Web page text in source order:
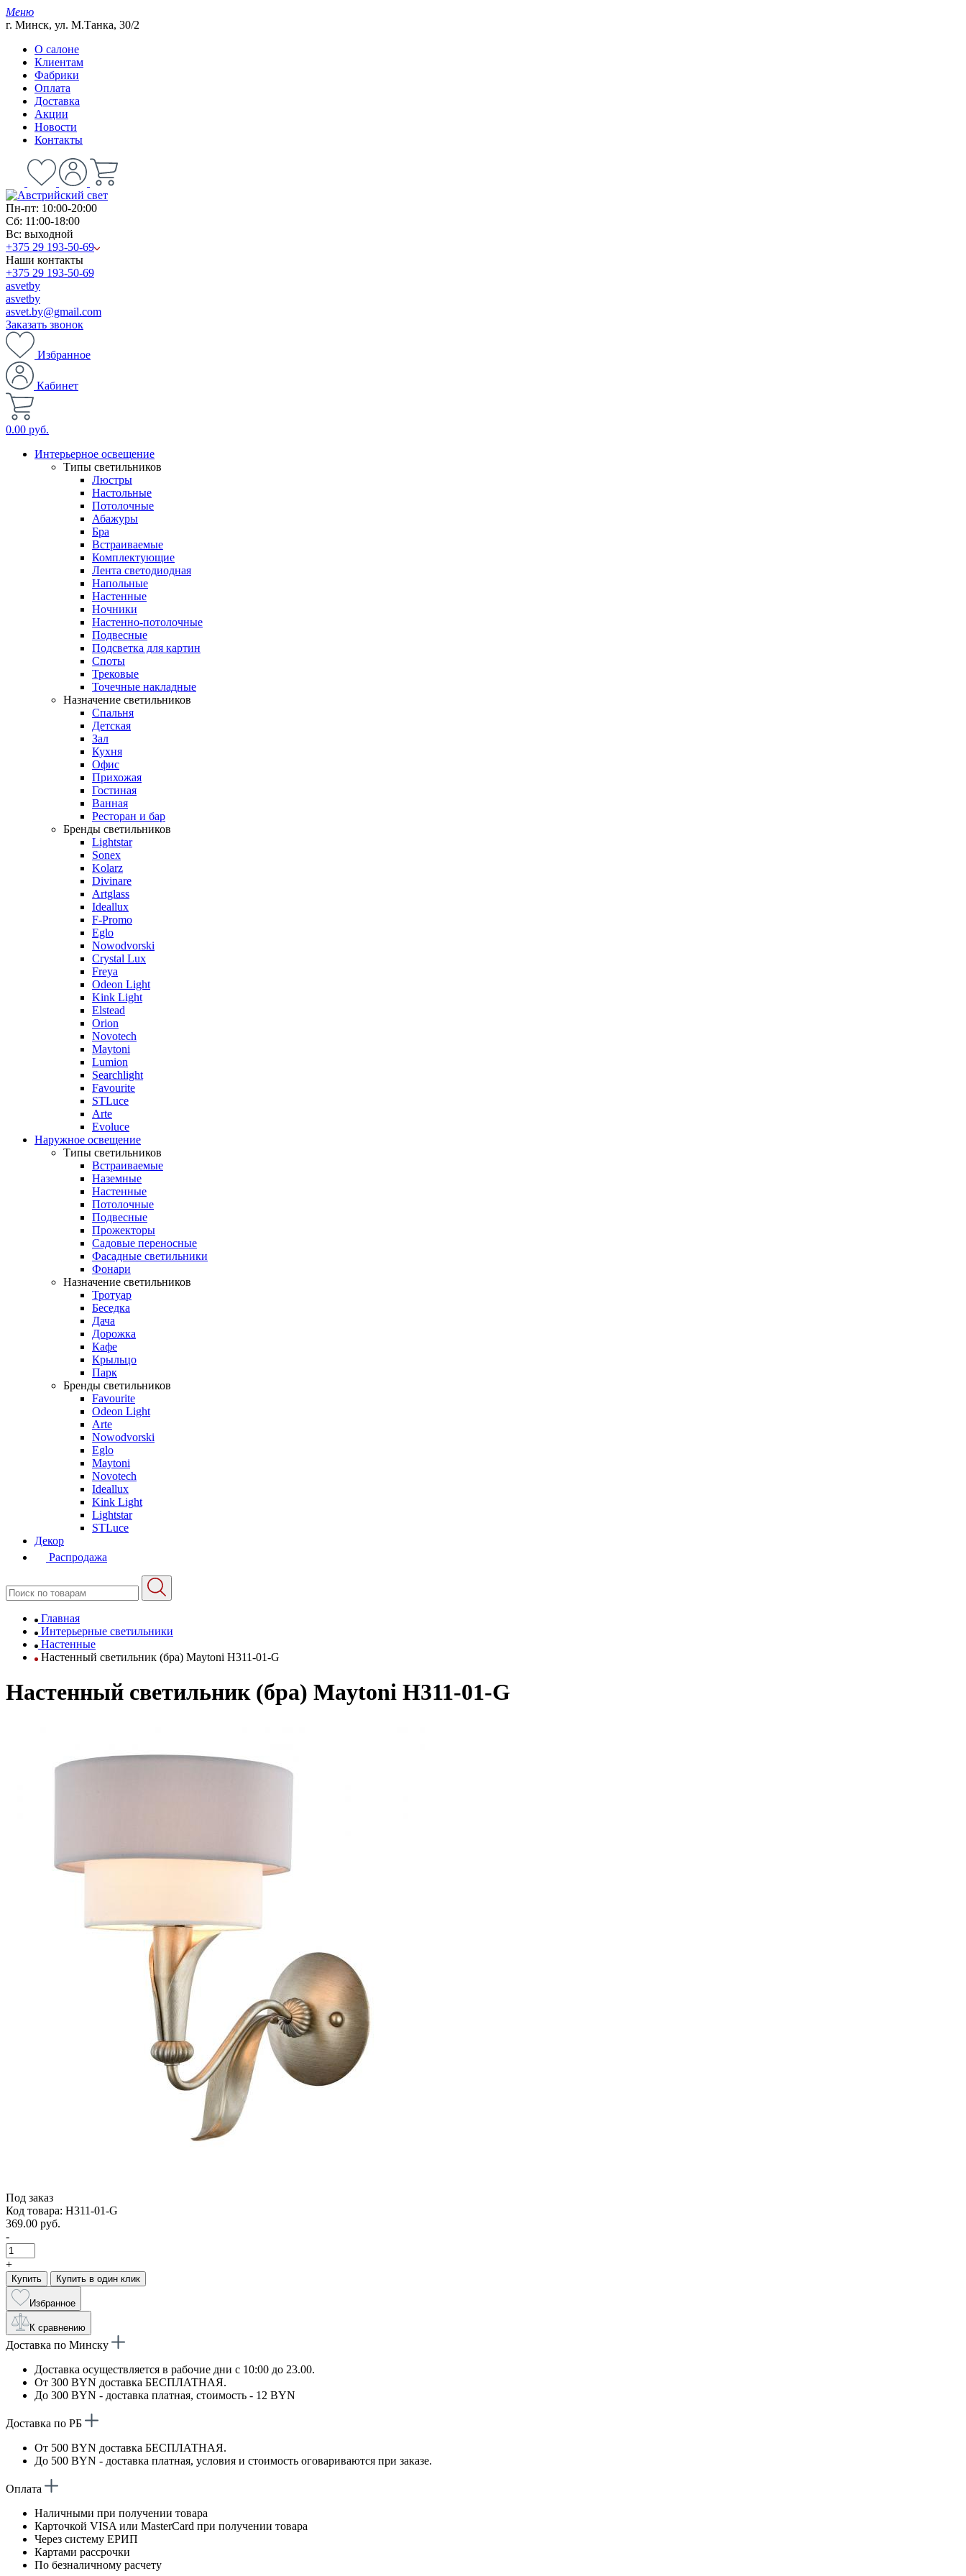
Меню
г. Минск, ул. М.Танка, 30/2
О салоне
Клиентам
Фабрики
Оплата
Доставка
Акции
Новости
Контакты
Пн-пт: 10:00-20:00
Сб: 11:00-18:00
Вс: выходной
+375 29 193-50-69
Наши контакты
+375 29 193-50-69
asvetby
asvetby
asvet.by@gmail.com
Заказать звонок
Избранное
Кабинет
0.00 руб.
Интерьерное освещение
Типы светильников
Люстры
Настольные
Потолочные
Абажуры
Бра
Встраиваемые
Комплектующие
Лента светодиодная
Напольные
Настенные
Ночники
Настенно-потолочные
Подвесные
Подсветка для картин
Споты
Трековые
Точечные накладные
Назначение светильников
Спальня
Детская
Зал
Кухня
Офис
Прихожая
Гостиная
Ванная
Ресторан и бар
Бренды светильников
Lightstar
Sonex
Kolarz
Divinare
Artglass
Ideallux
F-Promo
Eglo
Nowodvorski
Crystal Lux
Freya
Odeon Light
Kink Light
Elstead
Orion
Novotech
Maytoni
Lumion
Searchlight
Favourite
STLuce
Arte
Evoluce
Наружное освещение
Типы светильников
Встраиваемые
Наземные
Настенные
Потолочные
Подвесные
Прожекторы
Садовые переносные
Фасадные светильники
Фонари
Назначение светильников
Тротуар
Беседка
Дача
Дорожка
Кафе
Крыльцо
Парк
Бренды светильников
Favourite
Odeon Light
Arte
Nowodvorski
Eglo
Maytoni
Novotech
Ideallux
Kink Light
Lightstar
STLuce
Декор
Распродажа
Главная
Интерьерные светильники
Настенные
Настенный светильник (бра) Maytoni H311-01-G
Настенный светильник (бра) Maytoni H311-01-G
Под заказ
Код товара: H311-01-G
369.00 руб.
-
+
Купить Купить в один клик
Избранное
К сравнению
Доставка по Минску
Доставка осуществляется в рабочие дни с 10:00 до 23.00.
От 300 BYN доставка БЕСПЛАТНАЯ.
До 300 BYN - доставка платная, стоимость - 12 BYN
Доставка по РБ
От 500 BYN доставка БЕСПЛАТНАЯ.
До 500 BYN - доставка платная, условия и стоимость оговариваются при заказе.
Оплата
Наличными при получении товара
Карточкой VISA или MasterCard при получении товара
Через систему ЕРИП
Картами рассрочки
По безналичному расчету